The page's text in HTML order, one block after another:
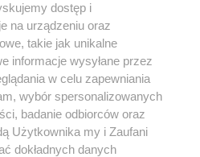
Instagram Youtube
dostęp i
na urządzeniu oraz
takie jak unikalne
informacje wysyłane przez
w celu zapewniania
wybór spersonalizowanych
badanie odbiorców oraz
Użytkownika my i Zaufani
dokładnych danych